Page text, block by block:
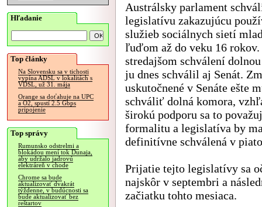
Hľadanie
Top články
Na Slovensku sa v tichosti
vypína ADSL v lokalitách s
VDSL, už 31. mája
Orange sa doťahuje na UPC
a O2, spustí 2.5 Gbps
pripojenie
Top správy
Rumunsko odstrelmi a
blokádou mení tok Dunaja,
aby udržalo jadrovú
elektráreň v chode
Chrome sa bude
aktualizovať dvakrát
týždenne, v budúcnosti sa
bude aktualizovať bez
reštartov
Austrálsky parlament
legislatívu zakazujúcu
služieb sociálnych sietí
ľuďom až do veku 16
stredajšom schválení
ju dnes schválil aj Senát.
uskutočnené v Senáte ešte
schváliť dolná komora,
širokú podporu sa to
formalitu a legislatíva by
definitívne schválená v
Prijatie tejto legislatívy sa
najskôr v septembri a
začiatku tohto mesiaca.